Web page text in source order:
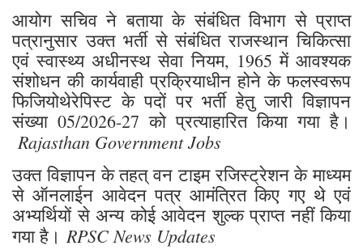
आयोग सचिव ने बताया के संबंधित विभाग से प्राप्त
पत्रानुसार उक्त भर्ती से संबंधित राजस्थान चिकित्सा
एवं स्वास्थ्य अधीनस्थ सेवा नियम, 1965 में आवश्यक
संशोधन की कार्यवाही प्रक्रियाधीन होने के फलस्वरूप
फिजियोथेरेपिस्ट के पदों पर भर्ती हेतु जारी विज्ञापन
संख्या 05/2026-27 को प्रत्याहारित किया गया है।
Rajasthan Government Jobs
उक्त विज्ञापन के तहत् वन टाइम रजिस्ट्रेशन के माध्यम
से ऑनलाईन आवेदन पत्र आमंत्रित किए गए थे एवं
अभ्यर्थियों से अन्य कोई आवेदन शुल्क प्राप्त नहीं किया
गया है। RPSC News Updates